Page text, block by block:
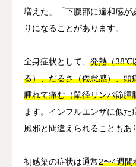
増えた」「下腹部に違和感が
りになることがあります。
全身症状として、 発熱（38℃
る）、だるさ（倦怠感）、頭
腫れて痛む（鼠径リンパ節腫
ます。インフルエンザに似た
風邪と間違えられることもあ
初感染の症状は通常2〜4週間